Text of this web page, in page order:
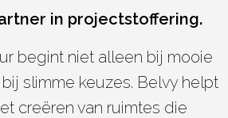
in projectstoffering.
begint niet alleen bij mooie
slimme keuzes. Belvy helpt
creëren van ruimtes die